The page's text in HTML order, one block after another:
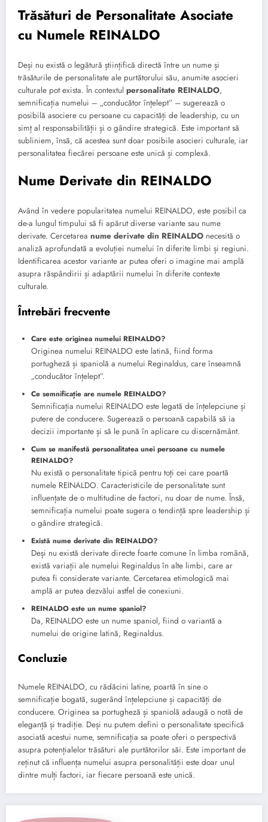
Trăsături de Personalitate Asociate
cu Numele REINALDO
Deși nu există o legătură științifică directă între un nume și
trăsăturile de personalitate ale purtătorului său, anumite asocieri
culturale pot exista. În contextul personalitate REINALDO,
semnificația numelui – „conducător înțelept” – sugerează o
posibilă asociere cu persoane cu capacități de leadership, cu un
simț al responsabilității și o gândire strategică. Este important să
subliniem, însă, că acestea sunt doar posibile asocieri culturale, iar
personalitatea fiecărei persoane este unică și complexă.
Nume Derivate din REINALDO
Având în vedere popularitatea numelui REINALDO, este posibil ca
de-a lungul timpului să fi apărut diverse variante sau nume
derivate. Cercetarea nume derivate din REINALDO necesită o
analiză aprofundată a evoluției numelui în diferite limbi și regiuni.
Identificarea acestor variante ar putea oferi o imagine mai amplă
asupra răspândirii și adaptării numelui în diferite contexte
culturale.
Întrebări frecvente
Care este originea numelui REINALDO?
Originea numelui REINALDO este latină, fiind forma
portugheză și spaniolă a numelui Reginaldus, care înseamnă
„conducător înțelept”.
Ce semnificație are numele REINALDO?
Semnificația numelui REINALDO este legată de înțelepciune și
putere de conducere. Sugerează o persoană capabilă să ia
decizii importante și să le pună în aplicare cu discernământ.
Cum se manifestă personalitatea unei persoane cu numele
REINALDO?
Nu există o personalitate tipică pentru toți cei care poartă
numele REINALDO. Caracteristicile de personalitate sunt
influențate de o multitudine de factori, nu doar de nume. Însă,
semnificația numelui poate sugera o tendință spre leadership și
o gândire strategică.
Există nume derivate din REINALDO?
Deși nu există derivate directe foarte comune în limba română,
există variații ale numelui Reginaldus în alte limbi, care ar
putea fi considerate variante. Cercetarea etimologică mai
amplă ar putea dezvălui astfel de conexiuni.
REINALDO este un nume spaniol?
Da, REINALDO este un nume spaniol, fiind o variantă a
numelui de origine latină, Reginaldus.
Concluzie
Numele REINALDO, cu rădăcini latine, poartă în sine o
semnificație bogată, sugerând înțelepciune și capacități de
conducere. Originea sa portugheză și spaniolă adaugă o notă de
eleganță și tradiție. Deși nu putem defini o personalitate specifică
asociată acestui nume, semnificația sa poate oferi o perspectivă
asupra potențialelor trăsături ale purtătorilor săi. Este important de
reținut că influența numelui asupra personalității este doar unul
dintre mulți factori, iar fiecare persoană este unică.